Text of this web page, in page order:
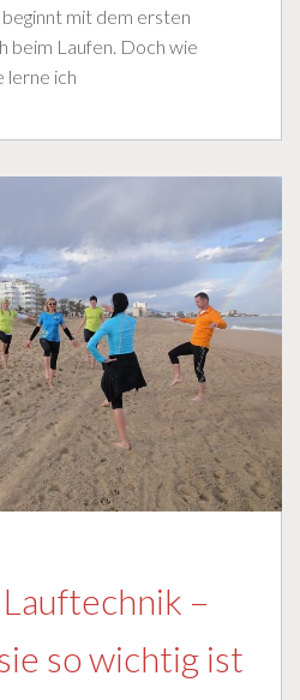
mit dem ersten
beim Laufen. Doch wie
lerne ich
–
so wichtig ist